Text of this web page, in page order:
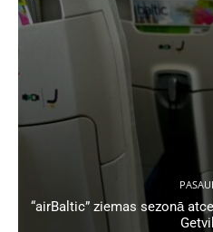
“airBaltic” ziemas sezonā